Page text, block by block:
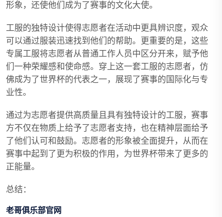
形象，还使他们成为了赛事的文化大使。
工服的独特设计使得志愿者在活动中更具辨识度，观众
可以通过服装迅速找到他们的帮助。更重要的是，这些
专属工服将志愿者从普通工作人员中区分开来，赋予他
们一种荣耀感和使命感。穿上这一套工服的志愿者，仿
佛成为了世界杯的代表之一，展现了赛事的国际化与专
业性。
通过为志愿者提供高质量且具有独特设计的工服，赛事
方不仅在物质上给予了志愿者支持，也在精神层面给予
了他们认可和鼓励。志愿者的形象被全面提升，从而在
赛事中起到了更为积极的作用，为世界杯带来了更多的
正能量。
总结：
老哥俱乐部官网